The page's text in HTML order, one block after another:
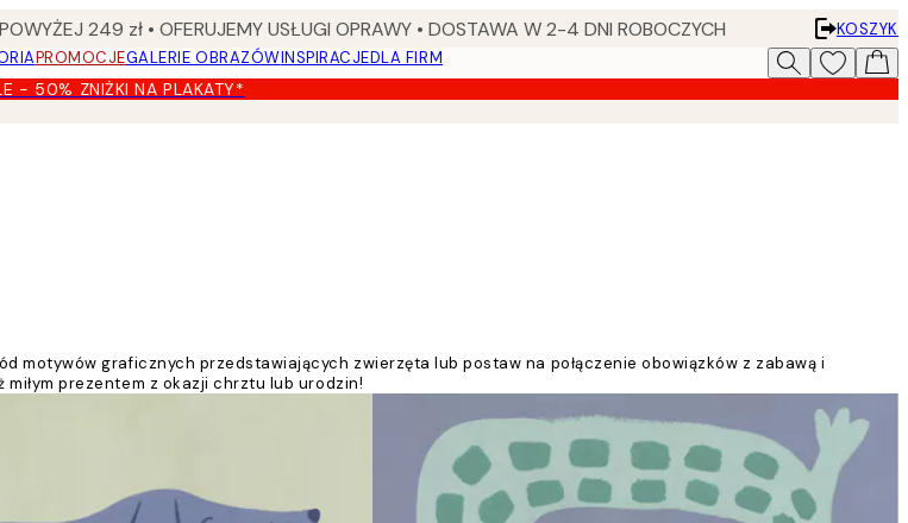
249 zł • OFERUJEMY USŁUGI OPRAWY • DOSTAWA W 2-4 DNI ROBOCZYCH
KOSZYK
PROMOCJEGALERIE OBRAZÓWINSPIRACJEDLA FIRM
- 50% ZNIŻKI NA PLAKATY*
motywów graficznych przedstawiających zwierzęta lub postaw na połączenie obowiązków z zabawą i
prezentem z okazji chrztu lub urodzin!